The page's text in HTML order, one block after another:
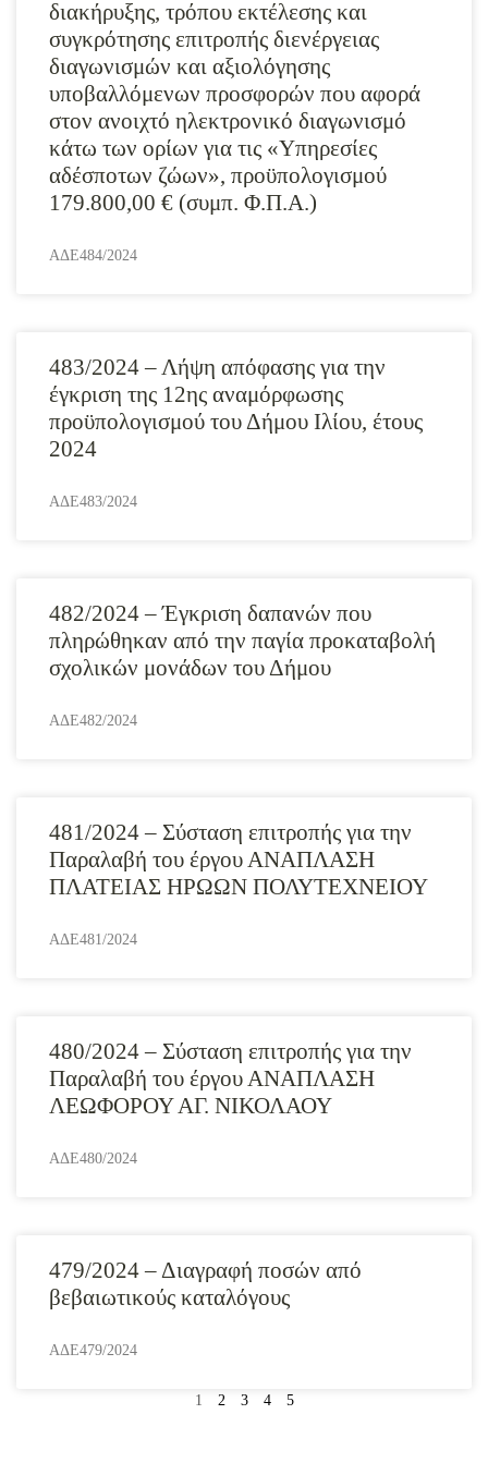
διακήρυξης, τρόπου εκτέλεσης και
συγκρότησης επιτροπής διενέργειας
διαγωνισμών και αξιολόγησης
υποβαλλόμενων προσφορών που αφορά
στον ανοιχτό ηλεκτρονικό διαγωνισμό
κάτω των ορίων για τις «Υπηρεσίες
αδέσποτων ζώων», προϋπολογισμού
179.800,00 € (συμπ. Φ.Π.Α.)
ΑΔΕ484/2024
483/2024 – Λήψη απόφασης για την
έγκριση της 12ης αναμόρφωσης
προϋπολογισμού του Δήμου Ιλίου, έτους
2024
ΑΔΕ483/2024
482/2024 – Έγκριση δαπανών που
πληρώθηκαν από την παγία προκαταβολή
σχολικών μονάδων του Δήμου
ΑΔΕ482/2024
481/2024 – Σύσταση επιτροπής για την
Παραλαβή του έργου ΑΝΑΠΛΑΣΗ
ΠΛΑΤΕΙΑΣ ΗΡΩΩΝ ΠΟΛΥΤΕΧΝΕΙΟΥ
ΑΔΕ481/2024
480/2024 – Σύσταση επιτροπής για την
Παραλαβή του έργου ΑΝΑΠΛΑΣΗ
ΛΕΩΦΟΡΟΥ ΑΓ. ΝΙΚΟΛΑΟΥ
ΑΔΕ480/2024
479/2024 – Διαγραφή ποσών από
βεβαιωτικούς καταλόγους
ΑΔΕ479/2024
1 2 3 4 5